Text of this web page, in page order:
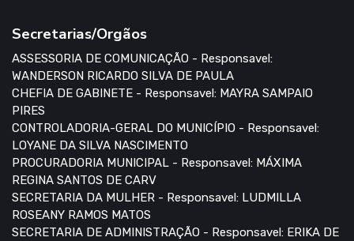
Secretarias/Orgãos
ASSESSORIA DE COMUNICAÇÃO - Responsavel:
WANDERSON RICARDO SILVA DE PAULA
CHEFIA DE GABINETE - Responsavel: MAYRA SAMPAIO
PIRES
CONTROLADORIA-GERAL DO MUNICÍPIO - Responsavel:
LOYANE DA SILVA NASCIMENTO
PROCURADORIA MUNICIPAL - Responsavel: MÁXIMA
REGINA SANTOS DE CARV
SECRETARIA DA MULHER - Responsavel: LUDMILLA
ROSEANY RAMOS MATOS
SECRETARIA DE ADMINISTRAÇÃO - Responsavel: ERIKA DE